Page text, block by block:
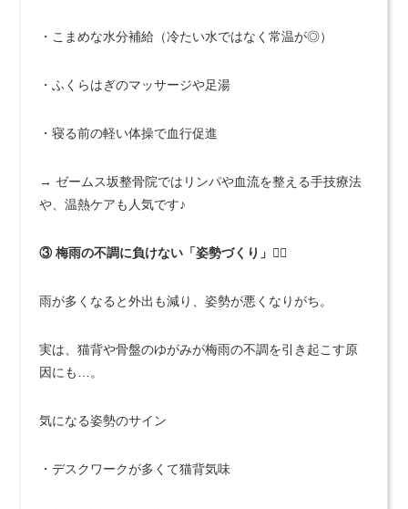
・こまめな水分補給（冷たい水ではなく常温が◎）
・ふくらはぎのマッサージや足湯
・寝る前の軽い体操で血行促進
→ ゼームス坂整骨院ではリンパや血流を整える手技療法
や、温熱ケアも人気です♪
③ 梅雨の不調に負けない「姿勢づくり」🧍‍♂️
雨が多くなると外出も減り、姿勢が悪くなりがち。
実は、猫背や骨盤のゆがみが梅雨の不調を引き起こす原
因にも…。
気になる姿勢のサイン
・デスクワークが多くて猫背気味